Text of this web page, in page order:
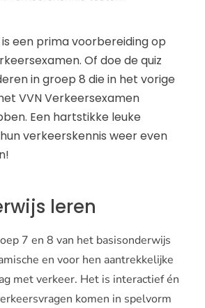
is een prima voorbereiding op
Of doe de quiz
in groep 8 die in het vorige
VVN Verkeersexamen
Een hartstikke leuke
verkeerskennis weer even
leren
7 en 8 van het basisonderwijs
en voor hen aantrekkelijke
met verkeer. Het is interactief én
komen in spelvorm